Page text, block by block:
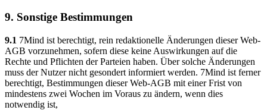
9. Sonstige Bestimmungen
9.1 7Mind ist berechtigt, rein redaktionelle Änderungen dieser Web-
AGB vorzunehmen, sofern diese keine Auswirkungen auf die
Rechte und Pflichten der Parteien haben. Über solche Änderungen
muss der Nutzer nicht gesondert informiert werden. 7Mind ist ferner
berechtigt, Bestimmungen dieser Web-AGB mit einer Frist von
mindestens zwei Wochen im Voraus zu ändern, wenn dies
notwendig ist,